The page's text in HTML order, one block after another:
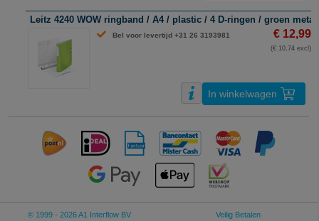
Leitz 4240 WOW ringband / A4 / plastic / 4 D-ringen / groen
Bel voor levertijd +31 26 3193981 € 12,99
(€ 10,74 excl)
In winkelwagen
© 1999 - 2026 A1 Interflow BV Veilig Betalen